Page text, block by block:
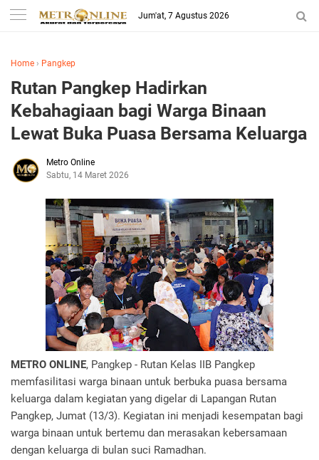
Jum'at, 7 Agustus 2026
Home › Pangkep
Rutan Pangkep Hadirkan
Kebahagiaan bagi Warga Binaan
Lewat Buka Puasa Bersama Keluarga
Metro Online
Sabtu, 14 Maret 2026
METRO ONLINE, Pangkep - Rutan Kelas IIB Pangkep
memfasilitasi warga binaan untuk berbuka puasa bersama
keluarga dalam kegiatan yang digelar di Lapangan Rutan
Pangkep, Jumat (13/3). Kegiatan ini menjadi kesempatan bagi
warga binaan untuk bertemu dan merasakan kebersamaan
dengan keluarga di bulan suci Ramadhan.